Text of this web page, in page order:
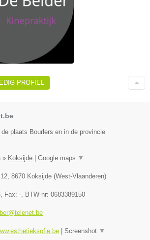
PROFIEL
plaats Bourlers en in de provincie
» Koksijde | Google maps ▼
8670 Koksijde (West-Vlaanderen)
, Fax: - , BTW-nr: 0683389150
| Screenshot ▼